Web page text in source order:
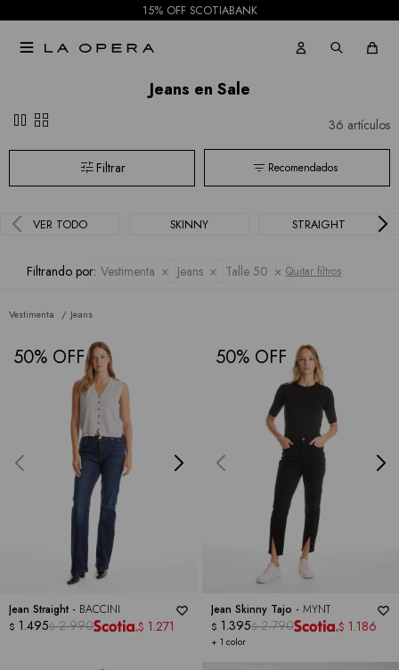
15% OFF SCOTIABANK

Jeans en Sale
pause grid_view 36 artículos
Recomendados
VER TODO SKINNY STRAIGHT
Filtrando por: Vestimenta Jeans Talle 50 Quitar filtros
Vestimenta Jeans
50
Jean Straight - BACCINI
$ 1.495$ 2.990 $ 1.271
50
Jean Skinny Tajo - MYNT
+ 1 color
$ 1.395$ 2.790 $ 1.186